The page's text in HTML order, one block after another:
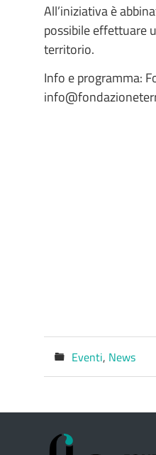
All’iniziativa è
possibile effettuare
territorio.
Info e programma:
Categorie
Eventi, News